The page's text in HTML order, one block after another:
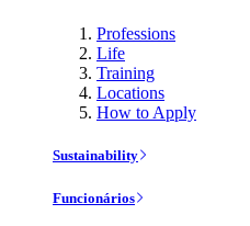
Professions
Life
Training
Locations
How to Apply
Sustainability
Funcionários